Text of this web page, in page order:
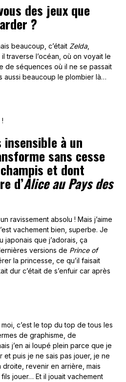
des jeux que
?
beaucoup, c’était Zelda,
traverse l’océan, où on voyait le
de séquences où il ne se passait
aussi beaucoup le plombier là…
insensible à un
sans cesse
et dont
d’Alice au Pays des
ravissement absolu ! Mais j’aime
vachement bien, superbe. Je
japonais que j’adorais, ça
versions de Prince of
la princesse, ce qu’il faisait
dur c’était de s’enfuir car après
c’est le top du top de tous les
de graphisme, de
j’en ai loupé plein parce que je
et puis je ne sais pas jouer, je ne
droite, revenir en arrière, mais
jouer… Et il jouait vachement